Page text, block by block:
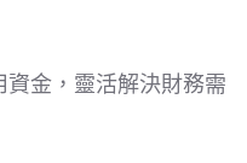
金，靈活解決財務需